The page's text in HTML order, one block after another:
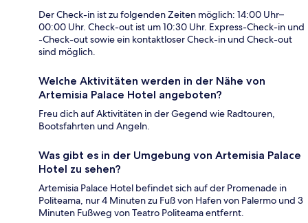
Der Check-in ist zu folgenden Zeiten möglich: 14:00 Uhr–
00:00 Uhr. Check-out ist um 10:30 Uhr. Express-Check-in und
-Check-out sowie ein kontaktloser Check-in und Check-out
sind möglich.
Welche Aktivitäten werden in der Nähe von
Artemisia Palace Hotel angeboten?
Freu dich auf Aktivitäten in der Gegend wie Radtouren,
Bootsfahrten und Angeln.
Was gibt es in der Umgebung von Artemisia Palace
Hotel zu sehen?
Artemisia Palace Hotel befindet sich auf der Promenade in
Politeama, nur 4 Minuten zu Fuß von Hafen von Palermo und 3
Minuten Fußweg von Teatro Politeama entfernt.